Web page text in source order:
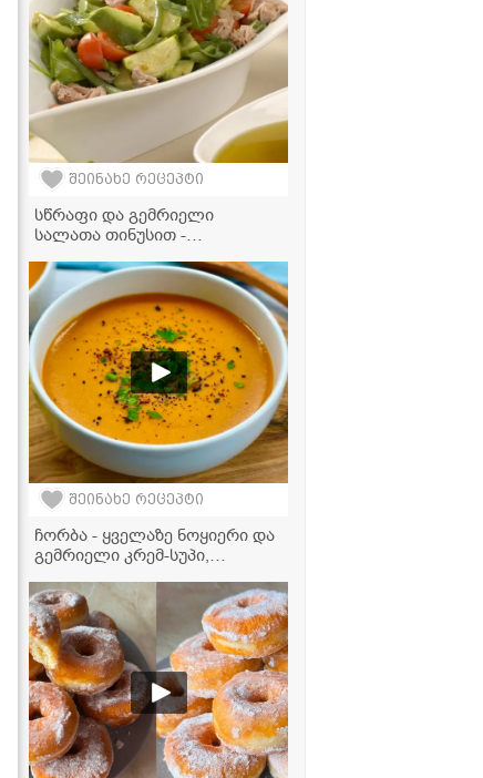
შეინახე რეცეპტი
სწრაფი და გემრიელი
სალათა თინუსით -
მსუბუქი გინდა!
შეინახე რეცეპტი
ჩორბა - ყველაზე ნოყიერი და
გემრიელი კრემ-სუპი,
შეუყვარდება!